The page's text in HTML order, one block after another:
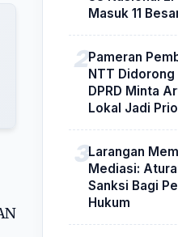
Masuk 11
Pameran
NTT Didorong
DPRD Minta
Lokal Jadi
Larangan
Mediasi:
Sanksi Bagi
Hukum